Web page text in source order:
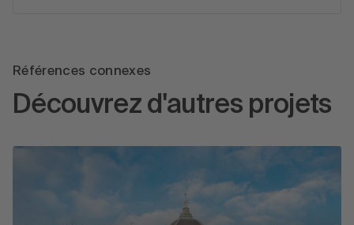
Références connexes
Découvrez d'autres projets